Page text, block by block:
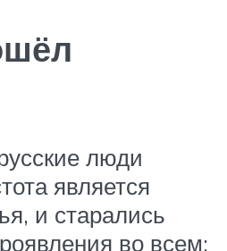
люди
является
и старались
во всем: